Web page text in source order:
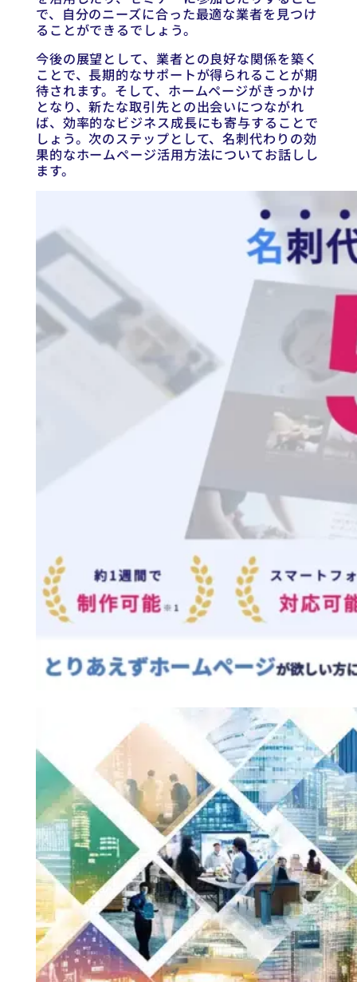
で、自分のニーズに合った最適な業者を見つけ
ることができるでしょう。
今後の展望として、業者との良好な関係を築く
ことで、長期的なサポートが得られることが期
待されます。そして、ホームページがきっかけ
となり、新たな取引先との出会いにつながれ
ば、効率的なビジネス成長にも寄与することで
しょう。次のステップとして、名刺代わりの効
果的なホームページ活用方法についてお話しし
ます。